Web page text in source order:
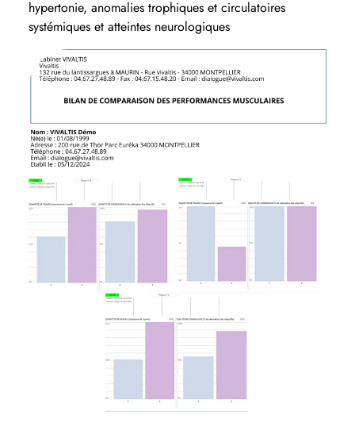
hypertonie, anomalies trophiques et circulatoires
systémiques et atteintes neurologiques